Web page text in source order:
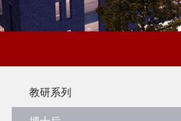
教研系列